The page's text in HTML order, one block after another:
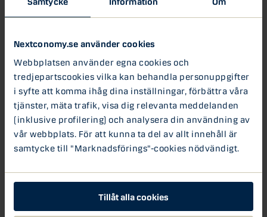
Nextconomy.se använder cookies
Webbplatsen använder egna cookies och
tredjepartscookies vilka kan behandla personuppgifter
i syfte att komma ihåg dina inställningar, förbättra våra
tjänster, mäta trafik, visa dig relevanta meddelanden
(inklusive profilering) och analysera din användning av
vår webbplats. För att kunna ta del av allt innehåll är
samtycke till "Marknadsförings"-cookies nödvändigt.
Tillåt alla cookies
hade kunnat räddas. All
belastning på vårt klimat
och att minska
matsvinnet är otroligt
viktigt för att minska
miljöbelastningen.
Matsmart grundades
2013, med mål att minska
matsvinnet och”rädda”
felfri mat från att kastas – helt i onödan. Från att ha varit
en idé växte företaget snabbt, och finns idag på flera
europeiska marknader. Lyssna till Sofia Syrén, CMO på
Matsmart, som berättar om företagets resa och dess